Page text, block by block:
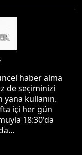
haber alma
de seçiminizi
yana kullanın.
içi her gün
18:30'da